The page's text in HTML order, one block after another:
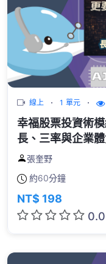
線上 1 單元
幸福股票投資術
長、三率與企業
張奎野
約60分鐘
NT$ 198
0.0